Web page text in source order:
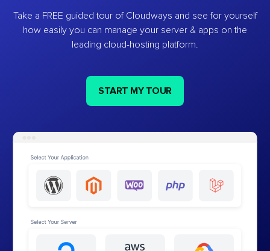
Take a FREE guided tour of Cloudways and see for yourself
how easily you can manage your server & apps on the
leading cloud-hosting platform.
START MY TOUR